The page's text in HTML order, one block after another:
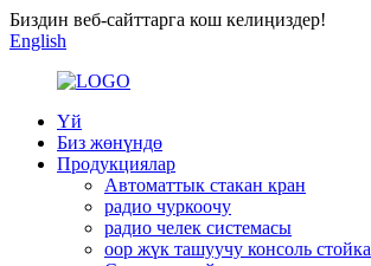
Биздин веб-сайттарга кош келиңиздер!
English
Үй
Биз жөнүндө
Продукциялар
Автоматтык стакан кран
радио чуркоочу
радио челек системасы
оор жүк ташуучу консоль стойка